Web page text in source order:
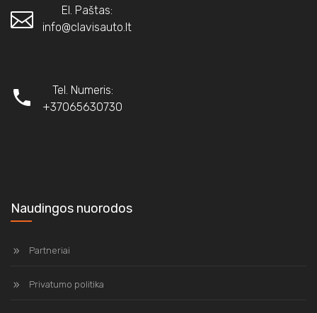
El. Paštas:
info@clavisauto.lt
Tel. Numeris:
+37065630730
Naudingos nuorodos
Partneriai
Privatumo politika